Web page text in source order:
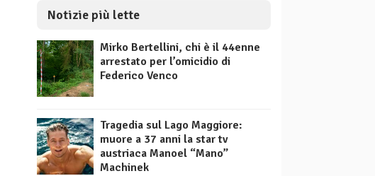
Notizie più lette
Mirko Bertellini, chi è il 44enne
arrestato per l’omicidio di
Federico Venco
Tragedia sul Lago Maggiore:
muore a 37 anni la star tv
austriaca Manoel “Mano”
Machinek